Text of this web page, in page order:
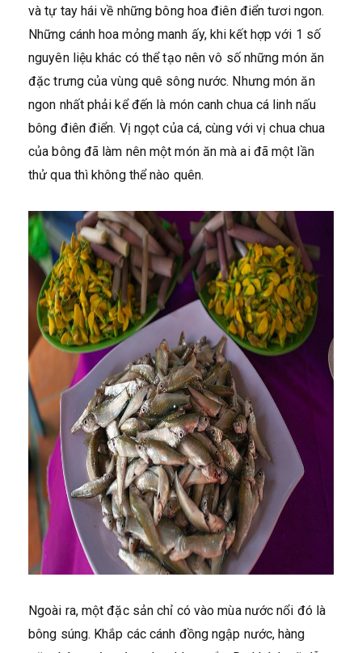
và tự tay hái về những bông hoa điên điển tươi ngon.
Những cánh hoa mỏng manh ấy, khi kết hợp với 1 số
nguyên liệu khác có thể tạo nên vô số những món ăn
đặc trưng của vùng quê sông nước. Nhưng món ăn
ngon nhất phải kể đến là món canh chua cá linh nấu
bông điên điển. Vị ngọt của cá, cùng với vị chua chua
của bông đã làm nên một món ăn mà ai đã một lần
thử qua thì không thể nào quên.
Ngoài ra, một đặc sản chỉ có vào mùa nước nổi đó là
bông súng. Khắp các cánh đồng ngập nước, hàng